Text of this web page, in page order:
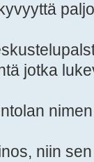
jotka
niin